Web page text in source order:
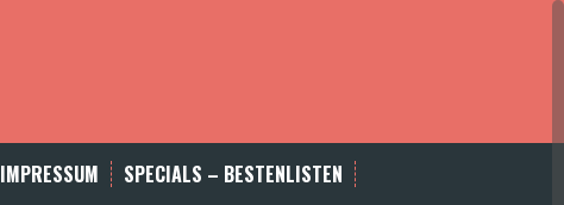
IMPRESSUM
SPECIALS – BESTENLISTEN